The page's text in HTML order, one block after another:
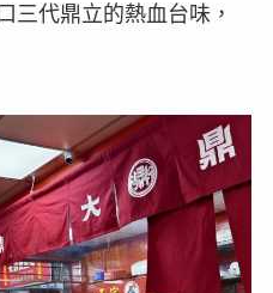
三代鼎立的熱血台味，